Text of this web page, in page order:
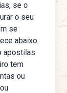
se o
o seu
se
abaixo.
apostilas
tem
ou